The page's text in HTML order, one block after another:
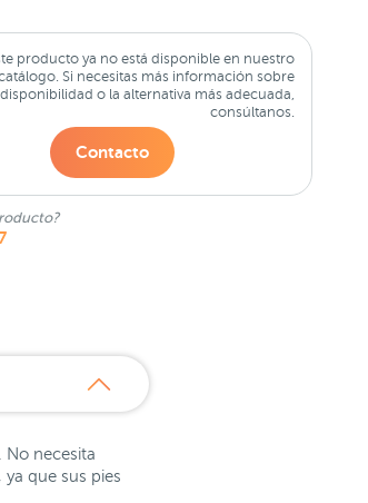
producto ya no está disponible en nuestro
Si necesitas más información sobre
disponibilidad o la alternativa más adecuada,
consúltanos.
Contacto
necesita
que sus pies